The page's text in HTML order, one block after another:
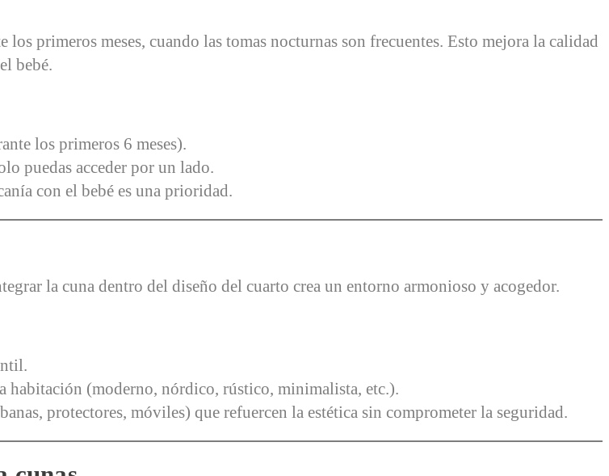
primeros meses, cuando las tomas nocturnas son frecuentes. Esto mejora la calidad
bebé.
los primeros 6 meses).
puedas acceder por un lado.
con el bebé es una prioridad.
la cuna dentro del diseño del cuarto crea un entorno armonioso y acogedor.
habitación (moderno, nórdico, rústico, minimalista, etc.).
protectores, móviles) que refuercen la estética sin comprometer la seguridad.